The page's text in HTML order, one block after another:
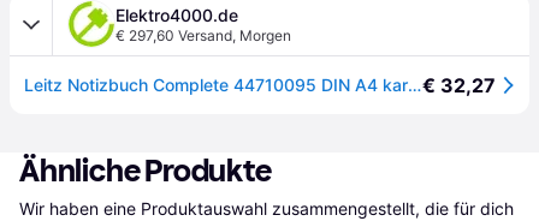
Elektro4000.de
€ 297,60 Versand, Morgen
Leitz Notizbuch Complete 44710095 DIN A4 kariert schwarz 112287202€ 32,27
Ähnliche Produkte
Wir haben eine Produktauswahl zusammengestellt, die für dich